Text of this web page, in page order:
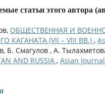
статьи этого автора
ОБЩЕСТВЕННАЯ И
КАГАНАТА (VII – VIII ВВ.) ,
Б. Смагулов , А.
AND RUSSIA , Asian